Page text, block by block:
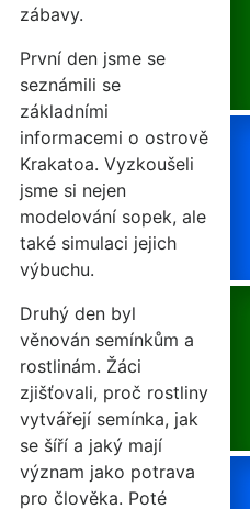
zábavy.
První den jsme se
seznámili se
základními
informacemi o ostrově
Krakatoa. Vyzkoušeli
jsme si nejen
modelování sopek, ale
také simulaci jejich
výbuchu.
Druhý den byl
věnován semínkům a
rostlinám. Žáci
zjišťovali, proč rostliny
vytvářejí semínka, jak
se šíří a jaký mají
význam jako potrava
pro člověka. Poté